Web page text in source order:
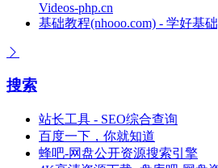
Videos-php.cn
基础教程(nhooo.com) - 学好基
搜索
站长工具 - SEO综合查询
百度一下，你就知道
蜂吧-网盘公开资源搜索引擎